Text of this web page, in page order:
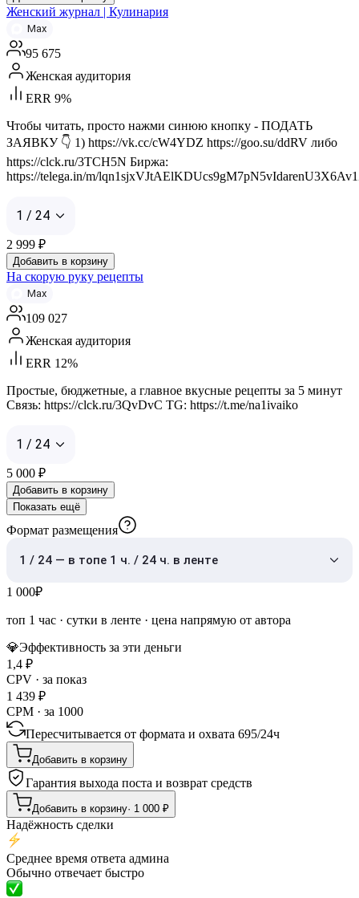
Женский журнал | Кулинария
Max
95 675
Женская аудитория
ERR 9%
Чтобы читать, просто нажми синюю кнопку - ПОДАТЬ
ЗАЯВКУ 👇 1) https://vk.cc/cW4YDZ https://goo.su/ddRV либо
https://clck.ru/3TCH5N Биржа:
https://telega.in/m/
1 / 24
2 999 ₽
Добавить в корзину
На скорую руку рецепты
Max
109 027
Женская аудитория
ERR 12%
Простые, бюджетные, а главное вкусные рецепты за 5 минут
Связь: https://clck.ru/3QvDvC TG: https://t.me/na1ivaiko
1 / 24
5 000 ₽
Добавить в корзину
Показать ещё
Формат размещения
1 / 24 — в топе 1 ч. / 24 ч. в ленте
1 000₽
топ 1 час · сутки в ленте · цена напрямую от автора
💎Эффективность за эти деньги
1,4 ₽
CPV · за показ
1 439 ₽
CPM · за 1000
Пересчитывается от формата и охвата 695/24ч
Добавить в корзину
Гарантия выхода поста и возврат средств
Добавить в корзину· 1 000 ₽
Надёжность сделки
Среднее время ответа админа
Обычно отвечает быстро